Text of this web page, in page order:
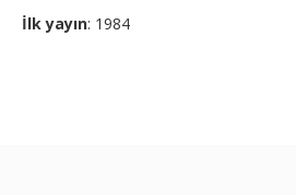
İlk yayın: 1984